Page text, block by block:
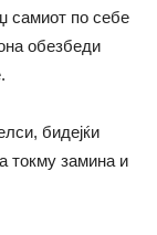
самиот по себе
обезбеди
бидејќи
токму замина и